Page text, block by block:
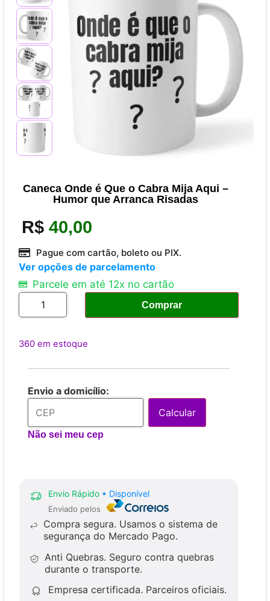
Caneca Onde é Que o Cabra Mija Aqui –
Humor que Arranca Risadas
R$ 40,00
Pague com cartão, boleto ou PIX.
Ver opções de parcelamento
Parcele em até 12x no cartão
Comprar
360 em estoque
Envio a domicílio:
Calcular
Não sei meu cep
Envio Rápido • Disponível
Enviado pelos
Compra segura. Usamos o sistema de
segurança do Mercado Pago.
Anti Quebras. Seguro contra quebras
durante o transporte.
Empresa certificada. Parceiros oficiais.